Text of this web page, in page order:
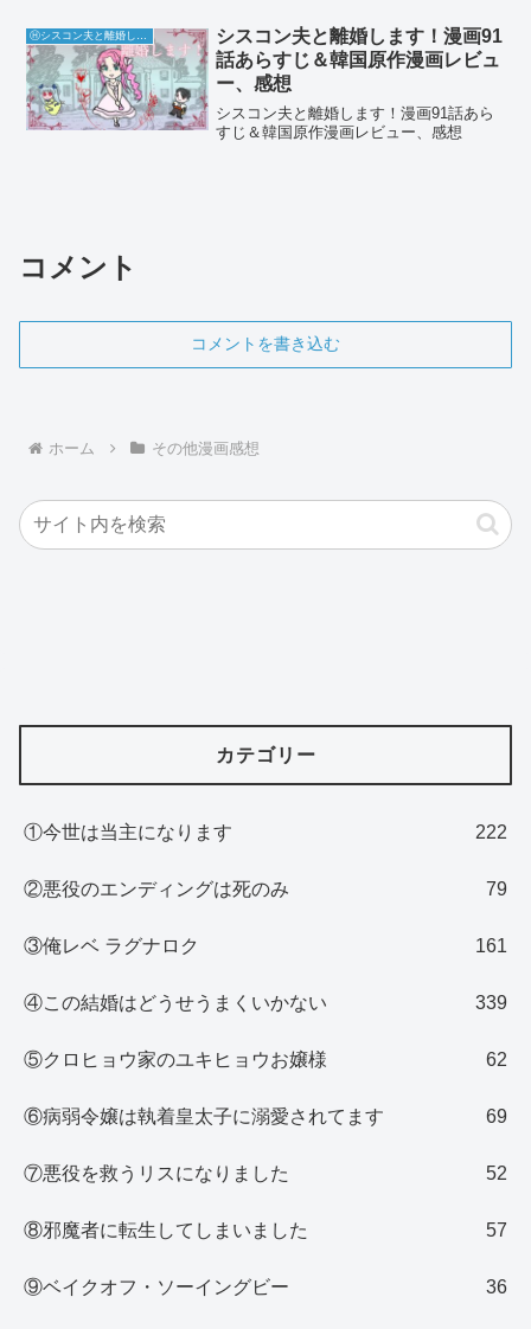
Ⓗシスコン夫と離婚します！
シスコン夫と離婚します！漫画91
話あらすじ＆韓国原作漫画レビュ
ー、感想
シスコン夫と離婚します！漫画91話あら
すじ＆韓国原作漫画レビュー、感想
コメント
コメントを書き込む
ホーム その他漫画感想
カテゴリー
①今世は当主になります 222
②悪役のエンディングは死のみ 79
③俺レベ ラグナロク 161
④この結婚はどうせうまくいかない 339
⑤クロヒョウ家のユキヒョウお嬢様 62
⑥病弱令嬢は執着皇太子に溺愛されてます 69
⑦悪役を救うリスになりました 52
⑧邪魔者に転生してしまいました 57
⑨ベイクオフ・ソーイングビー 36